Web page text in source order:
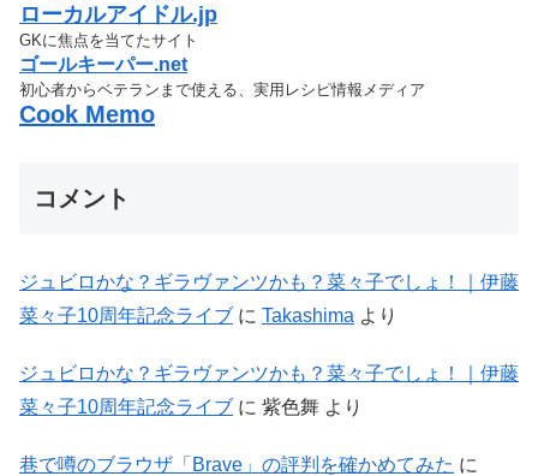
ローカルアイドル.jp
GKに焦点を当てたサイト
ゴールキーパー.net
初心者からベテランまで使える、実用レシピ情報メディア
Cook Memo
コメント
ジュビロかな？ギラヴァンツかも？菜々子でしょ！｜伊藤
菜々子10周年記念ライブ に Takashima より
ジュビロかな？ギラヴァンツかも？菜々子でしょ！｜伊藤
菜々子10周年記念ライブ に 紫色舞 より
巷で噂のブラウザ「Brave」の評判を確かめてみた に